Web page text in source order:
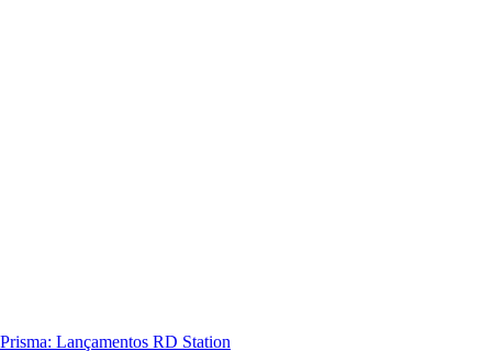
Prisma: Lançamentos RD Station